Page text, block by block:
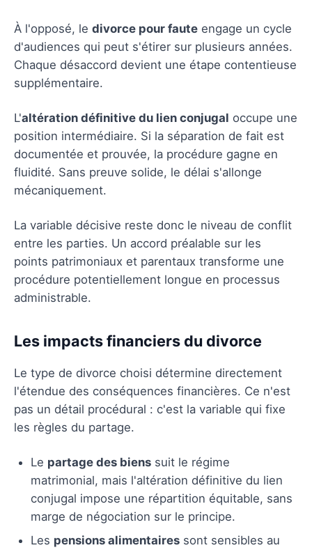
À l'opposé, le divorce pour faute engage un cycle
d'audiences qui peut s'étirer sur plusieurs années.
Chaque désaccord devient une étape contentieuse
supplémentaire.
L'altération définitive du lien conjugal occupe une
position intermédiaire. Si la séparation de fait est
documentée et prouvée, la procédure gagne en
fluidité. Sans preuve solide, le délai s'allonge
mécaniquement.
La variable décisive reste donc le niveau de conflit
entre les parties. Un accord préalable sur les
points patrimoniaux et parentaux transforme une
procédure potentiellement longue en processus
administrable.
Les impacts financiers du divorce
Le type de divorce choisi détermine directement
l'étendue des conséquences financières. Ce n'est
pas un détail procédural : c'est la variable qui fixe
les règles du partage.
Le partage des biens suit le régime
matrimonial, mais l'altération définitive du lien
conjugal impose une répartition équitable, sans
marge de négociation sur le principe.
Les pensions alimentaires sont sensibles au